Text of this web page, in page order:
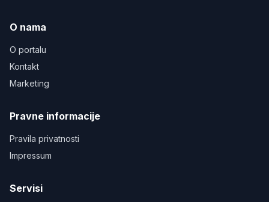
O nama
O portalu
Kontakt
Marketing
Pravne informacije
Pravila privatnosti
Impressum
Servisi